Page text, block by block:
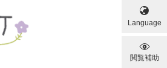
Language
閲覧補助